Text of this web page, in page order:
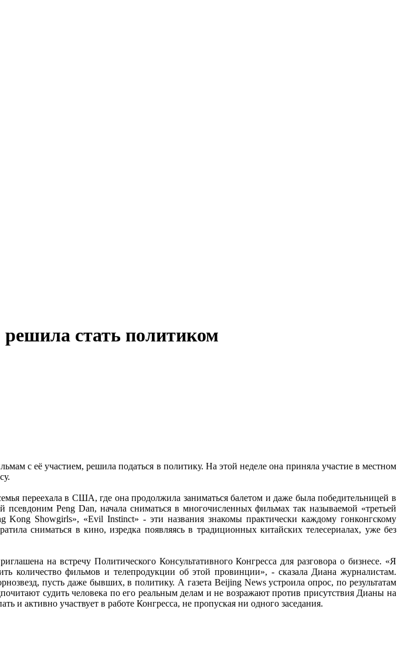
стать политиком
с её участием, решила податься в политику. На этой неделе она приняла участие в местном
переехала в США, где она продолжила заниматься балетом и даже была победительницей в
Peng Dan, начала сниматься в многочисленных фильмах так называемой «третьей
Showgirls», «Evil Instinct» - эти названия знакомы практически каждому гонконгскому
сниматься в кино, изредка появляясь в традиционных китайских телесериалах, уже без
на встречу Политического Консультативного Конгресса для разговора о бизнесе. «Я
количество фильмов и телепродукции об этой провинции», - сказала Диана журналистам.
пусть даже бывших, в политику. А газета Beijing News устроила опрос, по результатам
судить человека по его реальным делам и не возражают против присутствия Дианы на
и активно участвует в работе Конгресса, не пропуская ни одного заседания.